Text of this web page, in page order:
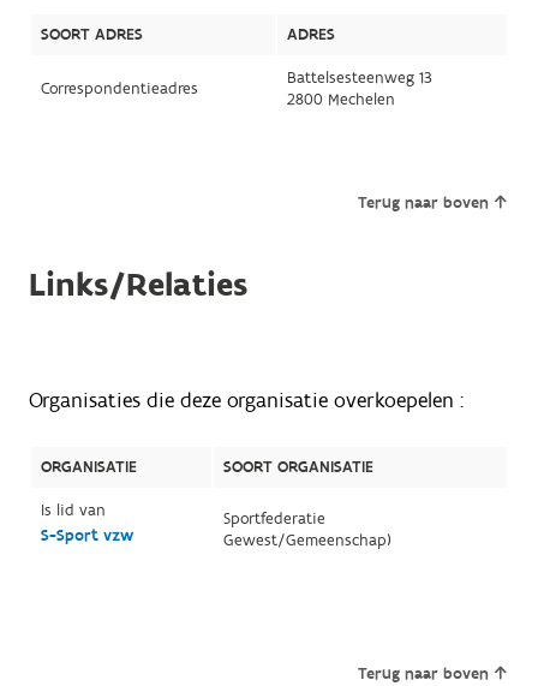
SOORT ADRES ADRES
Correspondentieadres
Battelsesteenweg 13
2800 Mechelen
Terug naar boven
Links/Relaties
Organisaties die deze organisatie overkoepelen :
ORGANISATIE
SOORT ORGANISATIE
Is lid van
S-Sport vzw
Sportfederatie
Gewest/Gemeenschap)
Terug naar boven